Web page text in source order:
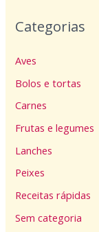
Categorias
Aves
Bolos e tortas
Carnes
Frutas e legumes
Lanches
Peixes
Receitas rápidas
Sem categoria